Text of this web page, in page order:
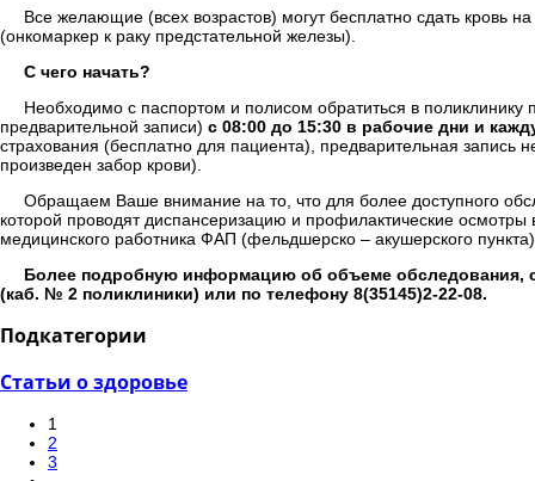
Все желающие (всех возрастов) могут бесплатно сдать
(онкомаркер к раку предстательной железы).
С чего начать?
Необходимо с паспортом и полисом обратиться в поликлинику
предварительной записи) с 08:00 до 15:30 в рабочие дни и
страхования (бесплатно для пациента), предварительная
произведен забор крови).
Обращаем Ваше внимание на то, что для более доступного
которой проводят диспансеризацию и профилактические
медицинского работника ФАП (фельдшерско – акушерского
Более подробную информацию об объеме обследования,
(каб. № 2 поликлиники) или по телефону 8(35145)2-22-08.
Подкатегории
Статьи о здоровье
1
2
3